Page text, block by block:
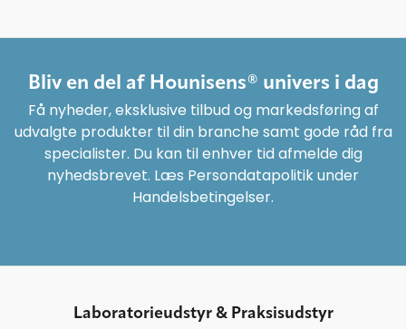
Bliv en del af Hounisens® univers i dag
Få nyheder, eksklusive tilbud og markedsføring af
udvalgte produkter til din branche samt gode råd fra
specialister. Du kan til enhver tid afmelde dig
nyhedsbrevet. Læs Persondatapolitik under
Handelsbetingelser.
Laboratorieudstyr & Praksisudstyr